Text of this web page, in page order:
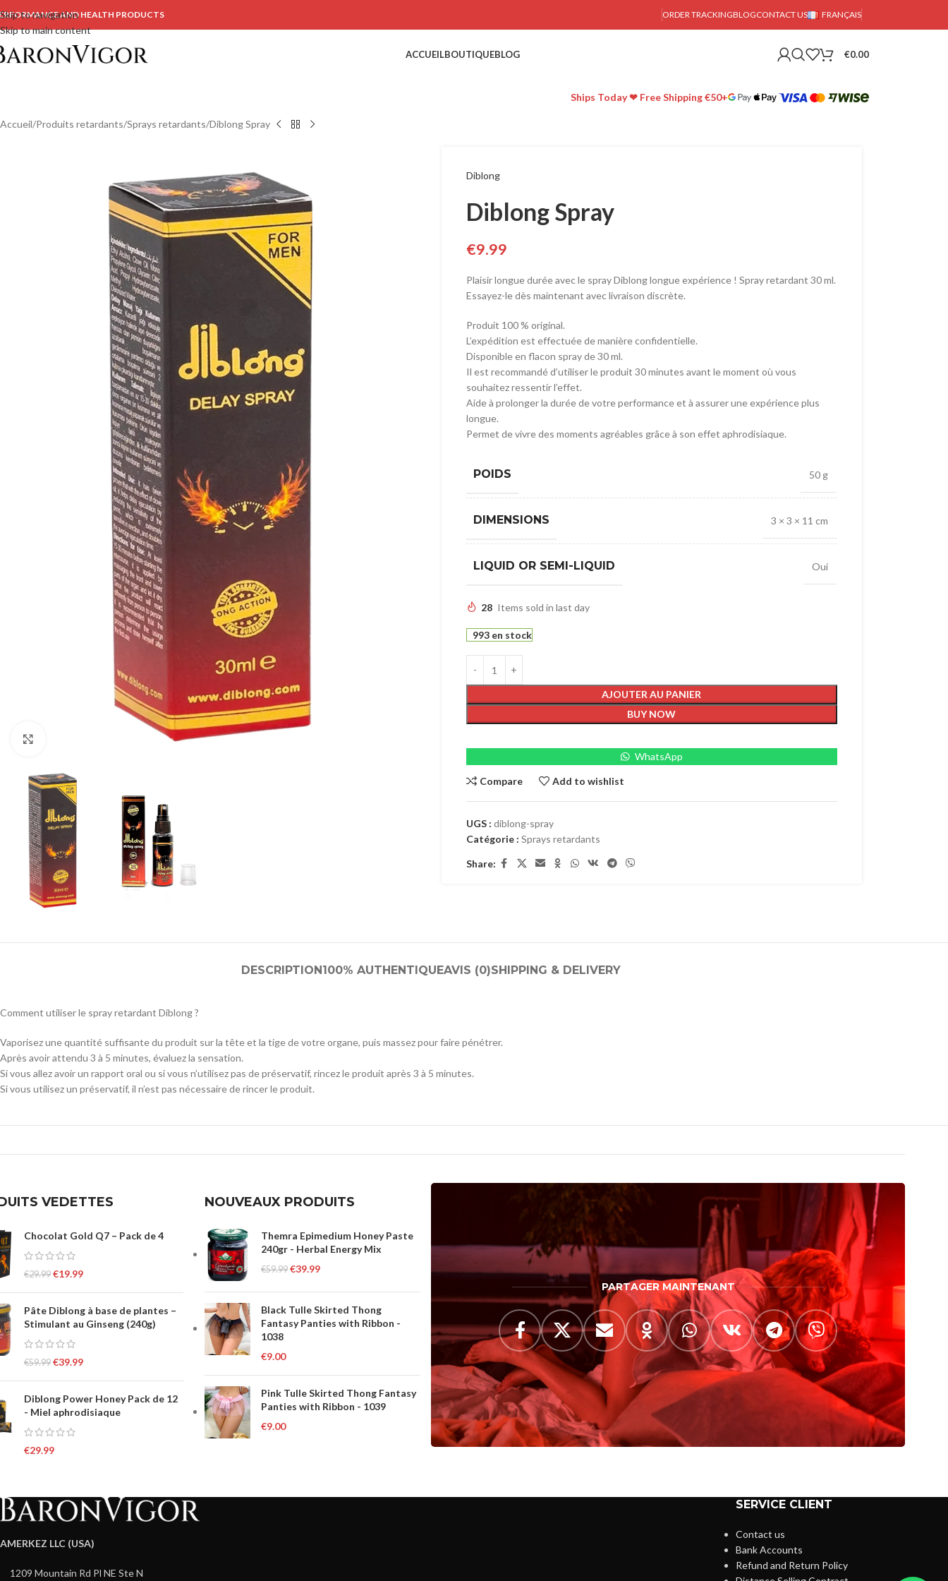
Skip to navigation
Skip to main content
AND HEALTH PRODUCTS ORDER TRACKINGBLOGCONTACT US FRANÇAIS
ACCUEILBOUTIQUEBLOG €0.00
Ships Today ❤ Free Shipping €50+
Accueil Produits retardants Sprays retardants Diblong Spray
Diblong
Diblong Spray
€9.99
Plaisir longue durée avec le spray Diblong longue expérience ! Spray retardant 30 ml.
Essayez-le dès maintenant avec livraison discrète.
Produit 100 % original.
L’expédition est effectuée de manière confidentielle.
Disponible en flacon spray de 30 ml.
Il est recommandé d’utiliser le produit 30 minutes avant le moment où vous
souhaitez ressentir l’effet.
Aide à prolonger la durée de votre performance et à assurer une expérience plus
longue.
Permet de vivre des moments agréables grâce à son effet aphrodisiaque.
POIDS 50 g
DIMENSIONS 3 × 3 × 11 cm
LIQUID OR SEMI-LIQUID Oui
28 Items sold in last day
993 en stock
AJOUTER AU PANIER
BUY NOW
WhatsApp
Compare Add to wishlist
UGS : diblong-spray
Catégorie : Sprays retardants
Share:
DESCRIPTION 100% AUTHENTIQUEAVIS (0)SHIPPING & DELIVERY
Comment utiliser le spray retardant Diblong ?
Vaporisez une quantité suffisante du produit sur la tête et la tige de votre organe, puis massez pour faire pénétrer.
Après avoir attendu 3 à 5 minutes, évaluez la sensation.
Si vous allez avoir un rapport oral ou si vous n’utilisez pas de préservatif, rincez le produit après 3 à 5 minutes.
Si vous utilisez un préservatif, il n’est pas nécessaire de rincer le produit.
VEDETTES
Chocolat Gold Q7 – Pack de 4
€29.99 €19.99
Pâte Diblong à base de plantes –
Stimulant au Ginseng (240g)
€59.99 €39.99
Diblong Power Honey Pack de 12
- Miel aphrodisiaque
€29.99
NOUVEAUX PRODUITS
Themra Epimedium Honey Paste
240gr - Herbal Energy Mix
€59.99 €39.99
Black Tulle Skirted Thong
Fantasy Panties with Ribbon -
1038
€9.00
Pink Tulle Skirted Thong Fantasy
Panties with Ribbon - 1039
€9.00
PARTAGER MAINTENANT
AMERKEZ LLC (USA)
1209 Mountain Rd Pl NE Ste N
SERVICE CLIENT
Contact us
Bank Accounts
Refund and Return Policy